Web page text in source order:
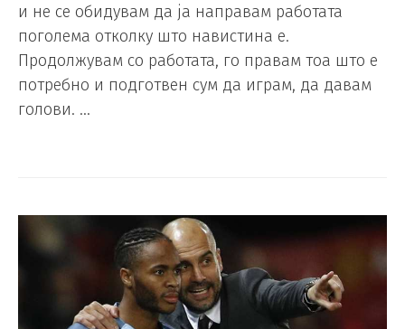
и не се обидувам да ја направам работата
поголема отколку што навистина е.
Продолжувам со работата, го правам тоа што е
потребно и подготвен сум да играм, да давам
голови. …